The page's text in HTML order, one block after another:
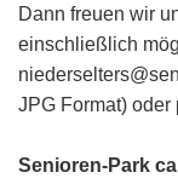
Dann freuen wir
einschließlich
JPG Format) oder
Senioren-Park